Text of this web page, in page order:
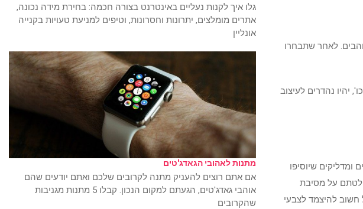
לאחר שתבחרו
יהיו נהדרים לעיצוב
ומדליקים שיוסיפו
על מסיבת
חשוב להיצמד לצבעי
גלו איך לקנות נעליים באינטרנט בצורה חכמה: בחירת מידה נכונה,
אתרים מומלצים, יתרונות וחסרונות, וטיפים למניעת טעויות בקנייה
אונליין
מתנות לאהובי הגאדג'טים
אם אתם רוצים להעניק מתנה לקרובים שלכם ואתם יודעים שהם
אוהבי גאדג'טים, הגעתם למקום הנכון. קבלו 5 מתנות מגניבות
שהקרובים